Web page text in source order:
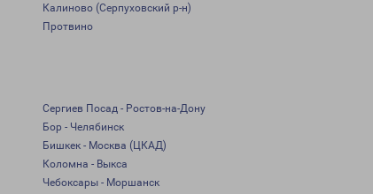
Калиново (Серпуховский р-н)
Протвино
Сергиев Посад - Ростов-на-Дону
Бор - Челябинск
Бишкек - Москва (ЦКАД)
Коломна - Выкса
Чебоксары - Моршанск